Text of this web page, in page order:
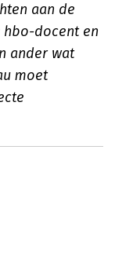
aan de
hbo-docent en
ander wat
moet